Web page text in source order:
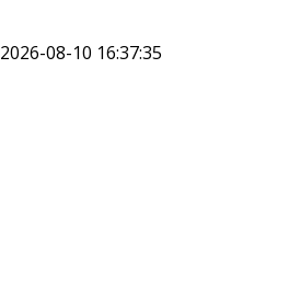
2026-08-10 16:37:35